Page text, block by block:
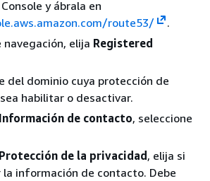
y ábrala en
route53/
.
navegación, elija Registered
del dominio cuya protección de
habilitar o desactivar.
Información de contacto, seleccione
Protección de la privacidad , elija si
información de contacto. Debe